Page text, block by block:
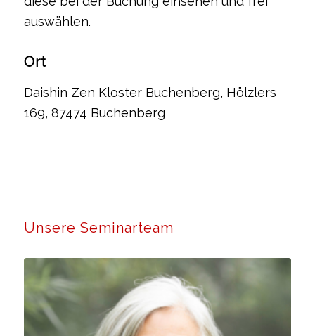
auswählen.
Ort
Daishin Zen Kloster Buchenberg, Hölzlers
169, 87474 Buchenberg
Unsere Seminarteam